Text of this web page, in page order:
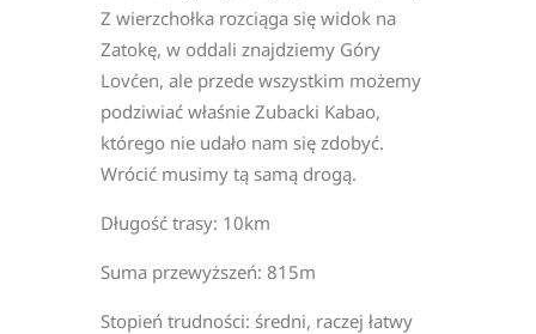
Z wierzchołka rozciąga się widok na
Zatokę, w oddali znajdziemy Góry
Lovćen, ale przede wszystkim możemy
podziwiać właśnie Zubacki Kabao,
którego nie udało nam się zdobyć.
Wrócić musimy tą samą drogą.
Długość trasy: 10km
Suma przewyższeń: 815m
Stopień trudności: średni, raczej łatwy